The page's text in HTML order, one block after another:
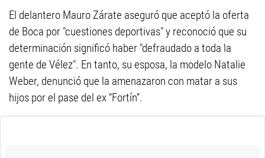
El delantero Mauro Zárate aseguró que aceptó la oferta
de Boca por "cuestiones deportivas" y reconoció que su
determinación significó haber "defraudado a toda la
gente de Vélez". En tanto, su esposa, la modelo Natalie
Weber, denunció que la amenazaron con matar a sus
hijos por el pase del ex “Fortín”.